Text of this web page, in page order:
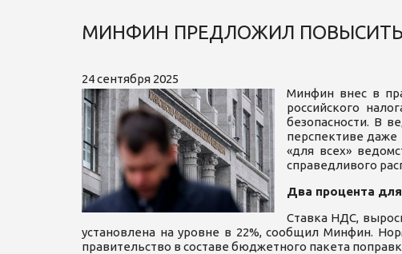
МИНФИН ПРЕДЛОЖИЛ ПОВЫСИТЬ
24 сентября 2025
Минфин внес в
российского
безопасности. В
перспективе даже
«для всех»
справедливого
Два процента
Ставка НДС,
установлена на уровне в 22%, сообщил Минфин.
правительство в составе бюджетного пакета